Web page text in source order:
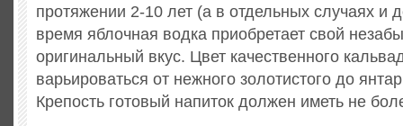
протяжении 2-10 лет (а в отдельных случаях и
время яблочная водка приобретает свой
оригинальный вкус. Цвет качественного
варьироваться от нежного золотистого до
Крепость готовый напиток должен иметь не